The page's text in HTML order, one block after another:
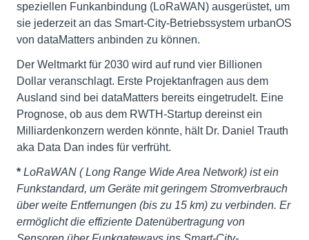
speziellen Funkanbindung (LoRaWAN) ausgerüstet, um
sie jederzeit an das Smart-City-Betriebssystem urbanOS
von dataMatters anbinden zu können.
Der Weltmarkt für 2030 wird auf rund vier Billionen
Dollar veranschlagt. Erste Projektanfragen aus dem
Ausland sind bei dataMatters bereits eingetrudelt. Eine
Prognose, ob aus dem RWTH-Startup dereinst ein
Milliardenkonzern werden könnte, hält Dr. Daniel Trauth
aka Data Dan indes für verfrüht.
* LoRaWAN ( Long Range Wide Area Network) ist ein
Funkstandard, um Geräte mit geringem Stromverbrauch
über weite Entfernungen (bis zu 15 km) zu verbinden. Er
ermöglicht die effiziente Datenübertragung von